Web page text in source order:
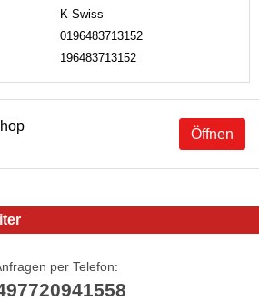
K-Swiss
0196483713152
196483713152
Öffnen
per Telefon: